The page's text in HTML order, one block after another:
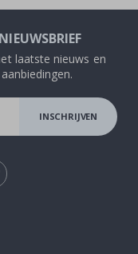
laatste nieuws en
INSCHRIJVEN